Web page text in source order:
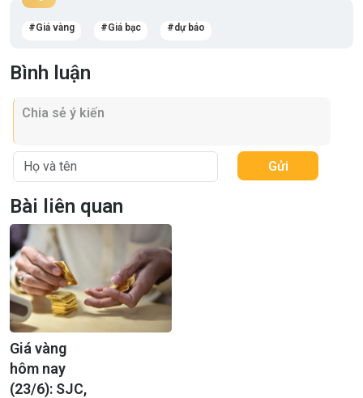
Giá vàng Giá bạc dự báo
Bài liên quan
Giá vàng
hôm nay
(23/6): SJC,
Bình luận
Gửi